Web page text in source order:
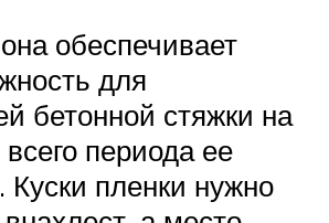
обеспечивает
для
бетонной стяжки на
периода ее
Куски пленки нужно